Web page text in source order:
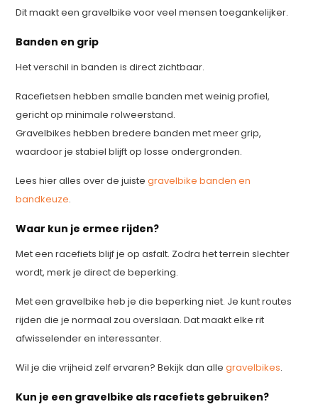
Dit maakt een gravelbike voor veel mensen toegankelijker.
Banden en grip
Het verschil in banden is direct zichtbaar.
Racefietsen hebben smalle banden met weinig profiel,
gericht op minimale rolweerstand.
Gravelbikes hebben bredere banden met meer grip,
waardoor je stabiel blijft op losse ondergronden.
Lees hier alles over de juistegravelbike banden en
bandkeuze.
Waar kun je ermee rijden?
Met een racefiets blijf je op asfalt. Zodra het terrein slechter
wordt, merk je direct de beperking.
Met een gravelbike heb je die beperking niet. Je kunt routes
rijden die je normaal zou overslaan. Dat maakt elke rit
afwisselender en interessanter.
Wil je die vrijheid zelf ervaren? Bekijk dan allegravelbikes.
Kun je een gravelbike als racefiets gebruiken?